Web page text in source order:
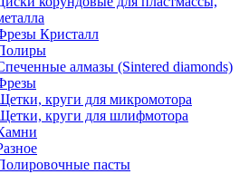
Кристалл
алмазы (Sintered diamonds)
круги для микромотора
круги для шлифмотора
пасты